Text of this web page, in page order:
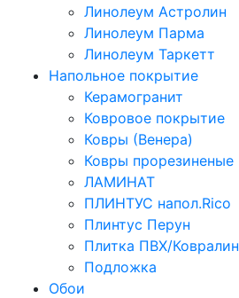
Линолеум Астролин
Линолеум Парма
Линолеум Таркетт
Напольное покрытие
Керамогранит
Ковровое покрытие
Ковры (Венера)
Ковры прорезиненые
ЛАМИНАТ
ПЛИНТУС напол.Rico
Плинтус Перун
Плитка ПВХ/Ковралин
Подложка
Обои